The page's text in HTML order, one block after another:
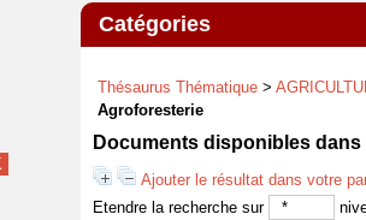
Catégories
Thésaurus Thématique >
Agroforesterie
Documents disponibles dans
Ajouter le résultat dans votre
Etendre la recherche sur